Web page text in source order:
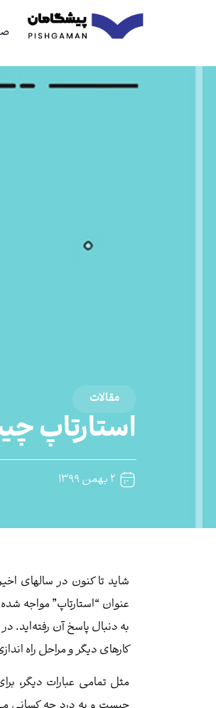
مقالات
استارتاپ
۲ بهمن ۱۳۹۹
شاید تا کنون در سالهای
عنوان “استارتاپ” مواجه
به دنبال پاسخ آن رفته‌اید.
کارهای دیگر و مراحل راه
مثل تمامی عبارات دیگر،